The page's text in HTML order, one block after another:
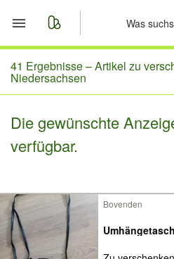
Start
Merkliste
Nachrichten
41 Ergebnisse –Artikel zu
Niedersachsen
Die gewünschte
verfügbar.
Bovenden